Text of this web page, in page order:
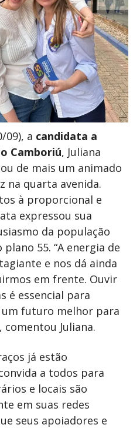
09), a candidata a
Camboriú, Juliana
de mais um animado
na quarta avenida.
à proporcional e
expressou sua
da população
55. “A energia de
e nos dá ainda
em frente. Ouvir
é essencial para
futuro melhor para
comentou Juliana.
já estão
a todos para
e locais são
em suas redes
seus apoiadores e